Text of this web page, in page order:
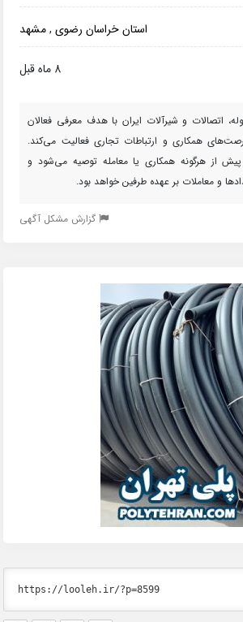
استان خراسان رضوی,مشهد
8 ماه قبل
اتصالات و شیرآلات ایران با هدف معرفی فعالان
همکاری و ارتباطات تجاری فعالیت می‌کند.
پیش از هرگونه همکاری یا معامله توصیه می‌شود و
و معاملات بر عهده طرفین خواهد بود.
گزارش مشکل آگهی